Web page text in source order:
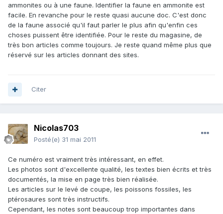
ammonites ou à une faune. Identifier la faune en ammonite est
facile. En revanche pour le reste quasi aucune doc. C'est donc
de la faune associé qu'il faut parler le plus afin qu'enfin ces
choses puissent être identifiée. Pour le reste du magasine, de
très bon articles comme toujours. Je reste quand même plus que
réservé sur les articles donnant des sites.
Citer
Nicolas703
Posté(e) 31 mai 2011
Ce numéro est vraiment très intéressant, en effet.
Les photos sont d'excellente qualité, les textes bien écrits et très
documentés, la mise en page très bien réalisée.
Les articles sur le levé de coupe, les poissons fossiles, les
ptérosaures sont très instructifs.
Cependant, les notes sont beaucoup trop importantes dans